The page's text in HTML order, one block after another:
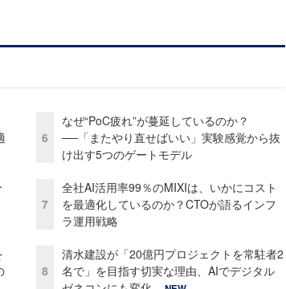
6
なぜ“PoC疲れ”が蔓延しているのか？
──「またやり直せばいい」実験感覚から抜
け出す5つのゲートモデル
7
全社AI活用率99％のMIXIは、いかにコスト
を最適化しているのか？CTOが語るインフ
ラ運用戦略
8
清水建設が「20億円プロジェクトを常駐者2
名で」を目指す切実な理由、AIでデジタル